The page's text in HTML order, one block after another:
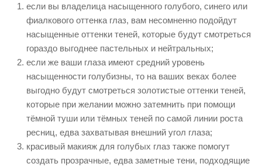
если вы владелица насыщенного голубого, синего или
фиалкового оттенка глаз, вам несомненно подойдут
насыщенные оттенки теней, которые будут смотреться
гораздо выгоднее пастельных и нейтральных;
если же ваши глаза имеют средний уровень
насыщенности голубизны, то на ваших веках более
выгодно будут смотреться золотистые оттенки теней,
которые при желании можно затемнить при помощи
тёмной туши или тёмных теней по самой линии роста
ресниц, едва захватывая внешний угол глаза;
красивый макияж для голубых глаз также помогут
создать прозрачные, едва заметные тени, подходящие